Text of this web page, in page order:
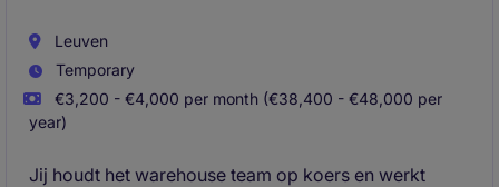
Leuven
Temporary
€3,200 - €4,000 per month (€38,400 - €48,000 per
year)
Jij houdt het warehouse team op koers en werkt